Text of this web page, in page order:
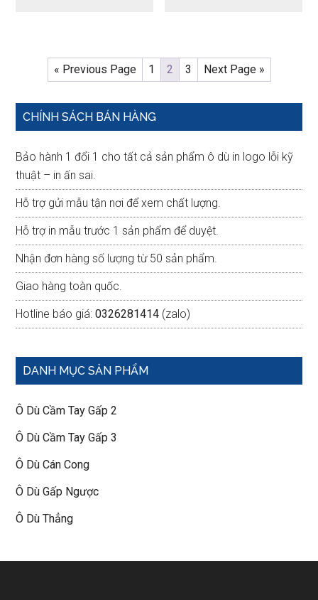
« Previous Page 1 2 3 Next Page »
Primary
CHÍNH SÁCH BÁN HÀNG
Bảo hành 1 đổi 1 cho tất cả sản phẩm ô dù in logo lỗi kỹ
thuật – in ấn sai.
Hỗ trợ gửi mẫu tận nơi để xem chất lượng.
Hỗ trợ in mẫu trước 1 sản phẩm để duyệt.
Nhận đơn hàng số lượng từ 50 sản phẩm.
Giao hàng toàn quốc.
Hotline báo giá:0326281414 (zalo)
DANH MỤC SẢN PHẨM
Ô Dù Cầm Tay Gấp 2
Ô Dù Cầm Tay Gấp 3
Ô Dù Cán Cong
Ô Dù Gấp Ngược
Ô Dù Thẳng